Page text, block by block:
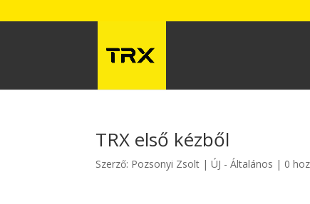
TRX első kézből
Szerző: Pozsonyi Zsolt ÚJ - Általános 0